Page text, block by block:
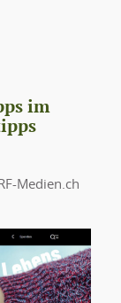
im
Medien.ch